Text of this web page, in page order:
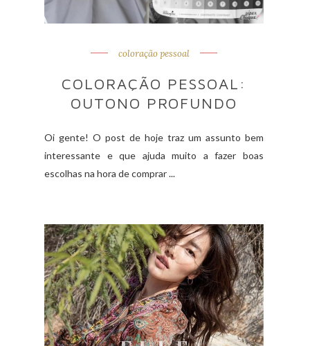
coloração pessoal
COLORAÇÃO PESSOAL:
OUTONO PROFUNDO
Oi gente! O post de hoje traz um assunto bem
interessante e que ajuda muito a fazer boas
escolhas na hora de comprar ...